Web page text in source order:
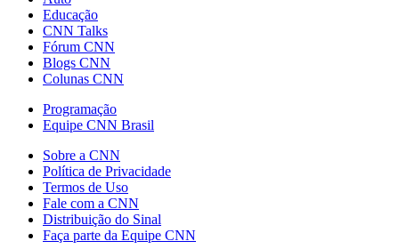
Educação
CNN Talks
Fórum CNN
Blogs CNN
Colunas CNN
Programação
Equipe CNN Brasil
Sobre a CNN
Política de Privacidade
Termos de Uso
Fale com a CNN
Distribuição do Sinal
Faça parte da Equipe CNN